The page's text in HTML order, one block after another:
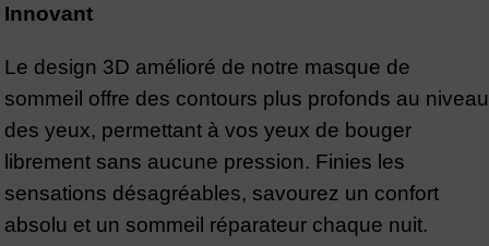
Innovant
Le design 3D amélioré de notre masque de
sommeil offre des contours plus profonds au niveau
des yeux, permettant à vos yeux de bouger
librement sans aucune pression. Finies les
sensations désagréables, savourez un confort
absolu et un sommeil réparateur chaque nuit.